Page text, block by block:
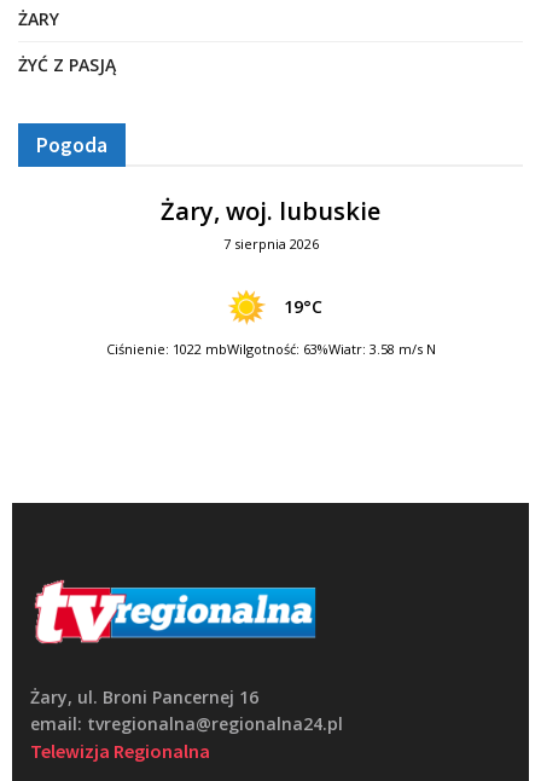
ŻARY
ŻYĆ Z PASJĄ
Pogoda
Żary, woj. lubuskie
7 sierpnia 2026
19°C
Ciśnienie: 1022 mbWilgotność: 63%Wiatr: 3.58 m/s N
Żary, ul. Broni Pancernej 16
email: tvregionalna@regionalna24.pl
Telewizja Regionalna